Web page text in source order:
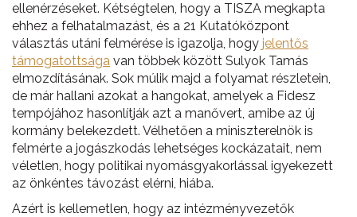
ellenérzéseket. Kétségtelen, hogy a TISZA megkapta
ehhez a felhatalmazást, és a 21 Kutatóközpont
választás utáni felmérése is igazolja, hogy jelentős
támogatottsága van többek között Sulyok Tamás
elmozdításának. Sok múlik majd a folyamat részletein,
de már hallani azokat a hangokat, amelyek a Fidesz
tempójához hasonlítják azt a manővert, amibe az új
kormány belekezdett. Vélhetően a miniszterelnök is
felmérte a jogászkodás lehetséges kockázatait, nem
véletlen, hogy politikai nyomásgyakorlással igyekezett
az önkéntes távozást elérni, hiába.
Azért is kellemetlen, hogy az intézményvezetők